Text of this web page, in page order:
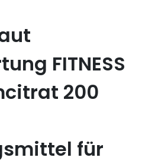
FITNESS
200
für